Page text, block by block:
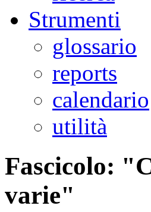
Strumenti
glossario
reports
calendario
utilità
Fascicolo:
varie"